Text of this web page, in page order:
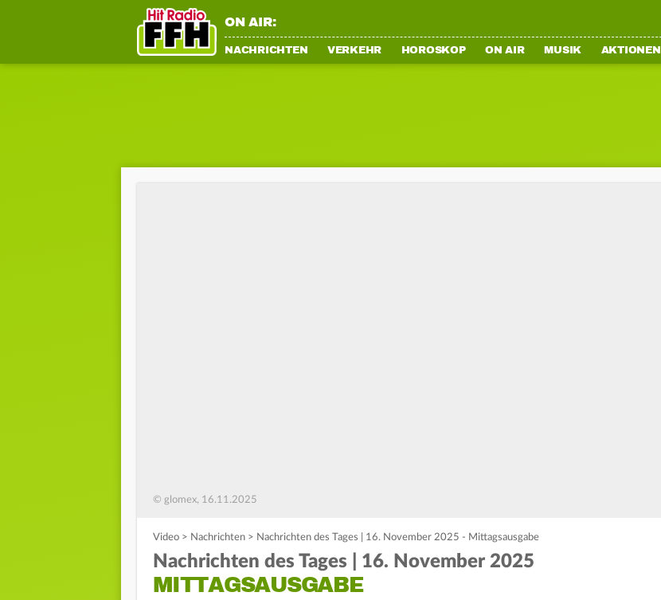
ON AIR:
NACHRICHTEN VERKEHR HOROSKOP ON AIR MUSIK AKTIONEN
© glomex, 16.11.2025
Video > Nachrichten > Nachrichten des Tages | 16. November 2025 - Mittagsausgabe
Nachrichten des Tages | 16. November 2025
MITTAGSAUSGABE